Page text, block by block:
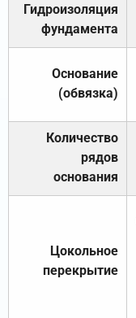
Гидроизоляция
фундамента
Основание
(обвязка)
Количество
рядов
основания
Цокольное
перекрытие